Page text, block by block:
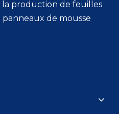
la production de feuilles
de mousse